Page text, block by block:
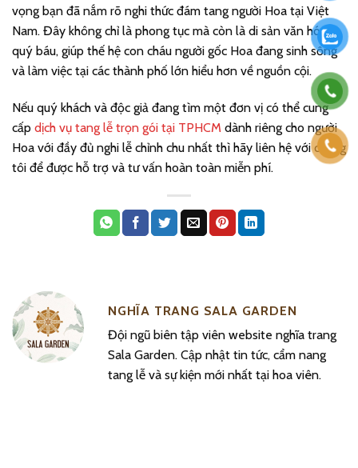
vọng bạn đã nắm rõ nghi thức đám tang người Hoa tại Việt
Nam. Đây không chỉ là phong tục mà còn là di sản văn hóa
quý báu, giúp thế hệ con cháu người gốc Hoa đang sinh sống
và làm việc tại các thành phố lớn hiểu hơn về nguồn cội.
Nếu quý khách và độc giả đang tìm một đơn vị có thể cung
cấp dịch vụ tang lễ trọn gói tại TPHCM dành riêng cho người
Hoa với đầy đủ nghi lễ chỉnh chu nhất thì hãy liên hệ với chúng
tôi để được hỗ trợ và tư vấn hoàn toàn miễn phí.
NGHĨA TRANG SALA GARDEN
Đội ngũ biên tập viên website nghĩa trang
Sala Garden. Cập nhật tin tức, cẩm nang
tang lễ và sự kiện mới nhất tại hoa viên.